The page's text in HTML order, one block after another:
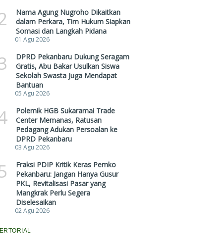
Nama Agung Nugroho Dikaitkan
dalam Perkara, Tim Hukum Siapkan
Somasi dan Langkah Pidana
01 Agu 2026
DPRD Pekanbaru Dukung Seragam
Gratis, Abu Bakar Usulkan Siswa
Sekolah Swasta Juga Mendapat
Bantuan
05 Agu 2026
Polemik HGB Sukaramai Trade
Center Memanas, Ratusan
Pedagang Adukan Persoalan ke
DPRD Pekanbaru
03 Agu 2026
Fraksi PDIP Kritik Keras Pemko
Pekanbaru: Jangan Hanya Gusur
PKL, Revitalisasi Pasar yang
Mangkrak Perlu Segera
Diselesaikan
02 Agu 2026